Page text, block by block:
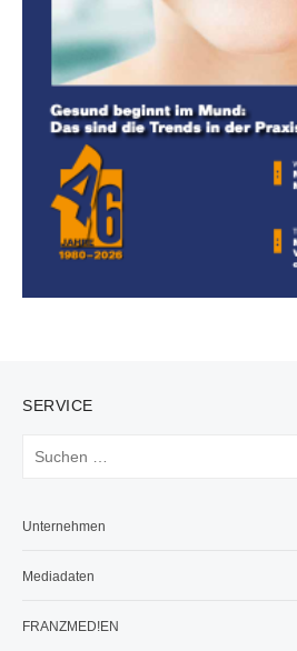
SERVICE
Unternehmen
Mediadaten
FRANZMED!EN